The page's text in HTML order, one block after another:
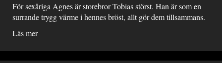
För sexåriga Agnes är storebror Tobias störst. Han är som en
surrande trygg värme i hennes bröst, allt gör dem tillsammans.
Läs mer